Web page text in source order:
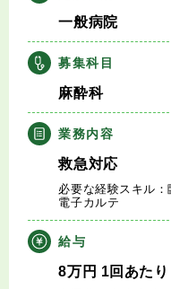
キャリアアドバイザー
医師の求人・転職Q&A
知りたい・聞きたい
転職成功事例
医師の転職マニュアル
データで見る医師の平
一般病院
募集科目
麻酔科
業務内容
救急対応
必要な経験スキル
電子カルテ
給与
8万円 1回あたり